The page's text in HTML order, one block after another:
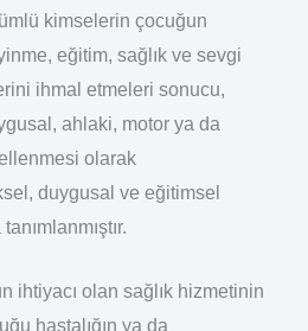
kimselerin çocuğun
eğitim, sağlık ve sevgi
ihmal etmeleri sonucu,
ahlaki, motor ya da
olarak
duygusal ve eğitimsel
ihtiyacı olan sağlık hizmetinin
hastalığın ya da